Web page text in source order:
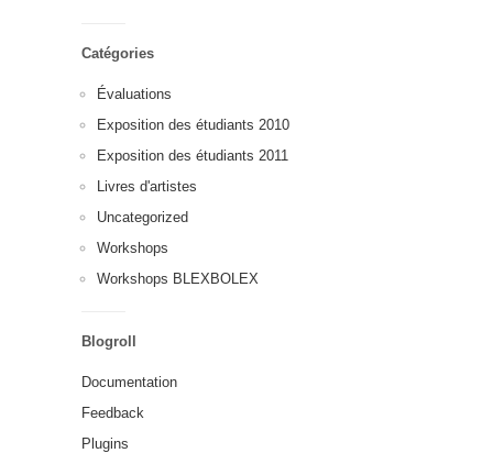
Catégories
Évaluations
Exposition des étudiants 2010
Exposition des étudiants 2011
Livres d'artistes
Uncategorized
Workshops
Workshops BLEXBOLEX
Blogroll
Documentation
Feedback
Plugins